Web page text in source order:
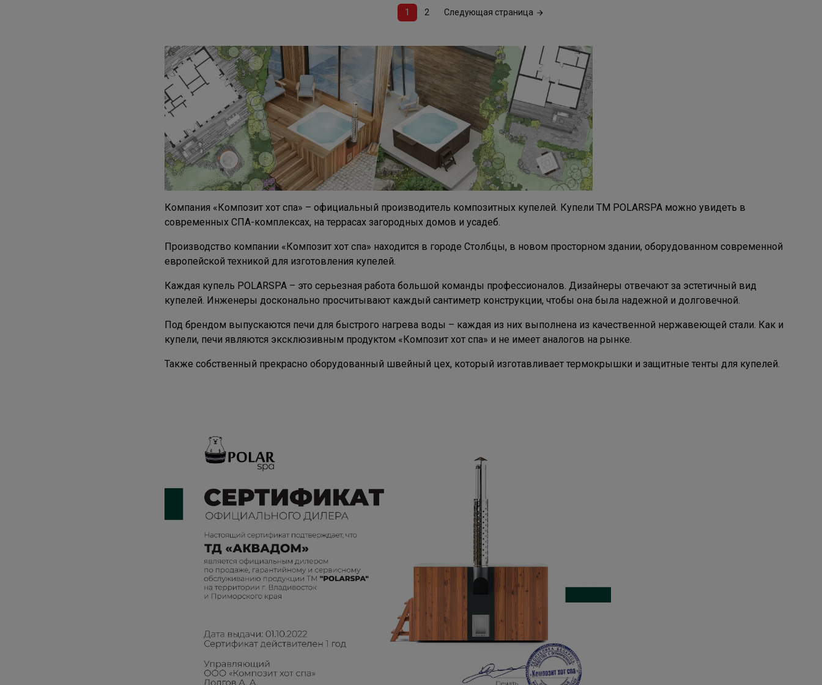
1 2 Следующая страница
Компания «Композит хот спа» – официальный производитель композитных купелей. Купели ТМ POLARSPA можно увидеть в
современных СПА-комплексах, на террасах загородных домов и усадеб.
Производство компании «Композит хот спа» находится в городе Столбцы, в новом просторном здании, оборудованном современной
европейской техникой для изготовления купелей.
Каждая купель POLARSPA – это серьезная работа большой команды профессионалов. Дизайнеры отвечают за эстетичный вид
купелей. Инженеры досконально просчитывают каждый сантиметр конструкции, чтобы она была надежной и долговечной.
Под брендом выпускаются печи для быстрого нагрева воды – каждая из них выполнена из качественной нержавеющей стали. Как и
купели, печи являются эксклюзивным продуктом «Композит хот спа» и не имеет аналогов на рынке.
Также собственный прекрасно оборудованный швейный цех, который изготавливает термокрышки и защитные тенты для купелей.